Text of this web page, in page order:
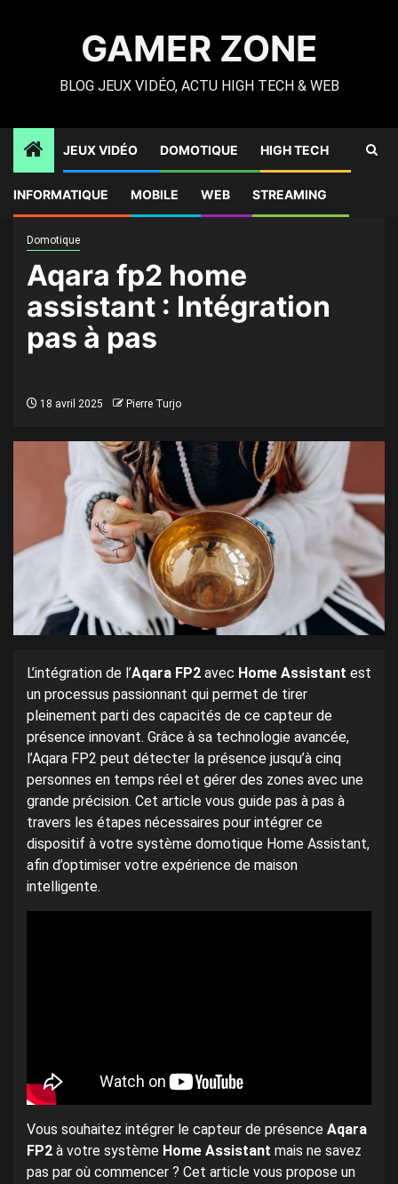
GAMER ZONE
BLOG JEUX VIDÉO, ACTU HIGH TECH & WEB
JEUX VIDÉO DOMOTIQUE HIGH TECH
INFORMATIQUE MOBILE WEB STREAMING
Intégration pas à pas
Domotique
Aqara fp2 home
assistant : Intégration
pas à pas
18 avril 2025 Pierre Turjo
L’intégration de l’Aqara FP2 avec Home Assistant est
un processus passionnant qui permet de tirer
pleinement parti des capacités de ce capteur de
présence innovant. Grâce à sa technologie avancée,
l’Aqara FP2 peut détecter la présence jusqu’à cinq
personnes en temps réel et gérer des zones avec une
grande précision. Cet article vous guide pas à pas à
travers les étapes nécessaires pour intégrer ce
dispositif à votre système domotique Home Assistant,
afin d’optimiser votre expérience de maison
intelligente.
Vous souhaitez intégrer le capteur de présence Aqara
FP2 à votre système Home Assistant mais ne savez
pas par où commencer ? Cet article vous propose un